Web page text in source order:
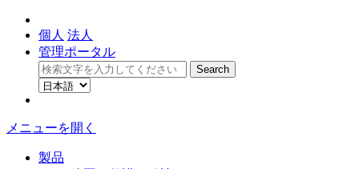
個人 法人
管理ポータル
メニューを開く
製品